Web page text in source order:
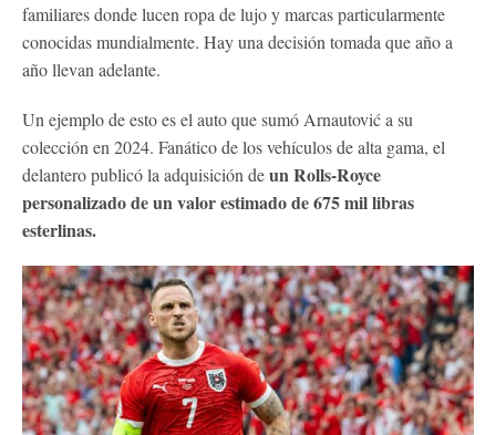
familiares donde lucen ropa de lujo y marcas particularmente
conocidas mundialmente. Hay una decisión tomada que año a
año llevan adelante.
Un ejemplo de esto es el auto que sumó Arnautović a su
colección en 2024. Fanático de los vehículos de alta gama, el
delantero publicó la adquisición deun Rolls-Royce
personalizado de un valor estimado de 675 mil libras
esterlinas.